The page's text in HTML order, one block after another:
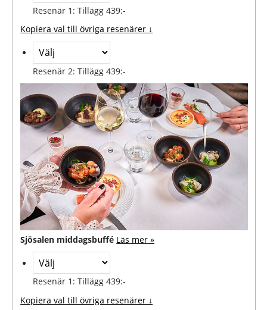
Resenär 1: Tillägg 439:-
Kopiera val till övriga resenärer ↓
Resenär 2: Tillägg 439:-
Sjösalen middagsbuffé Läs mer »
Resenär 1: Tillägg 439:-
Kopiera val till övriga resenärer ↓